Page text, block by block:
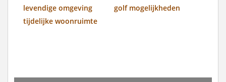
levendige omgeving
golf mogelijkheden
tijdelijke woonruimte